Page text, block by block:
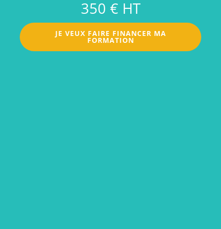
350 € HT
JE VEUX FAIRE FINANCER MA
FORMATION